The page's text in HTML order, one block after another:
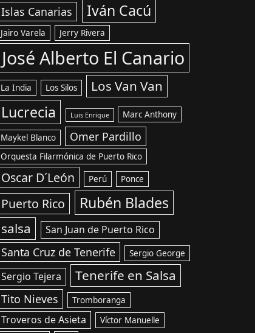
Islas Canarias Iván Cacú
Jairo Varela Jerry Rivera
José Alberto El Canario
La India Los Silos Los Van Van
Lucrecia Luis Enrique Marc Anthony
Maykel Blanco Omer Pardillo
Orquesta Filarmónica de Puerto Rico
Oscar D´León Perú Ponce
Puerto Rico Rubén Blades
salsa San Juan de Puerto Rico
Santa Cruz de Tenerife Sergio George
Sergio Tejera Tenerife en Salsa
Tito Nieves Tromboranga
Troveros de Asieta
Víctor Manuelle